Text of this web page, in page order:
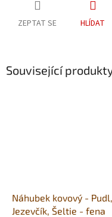
ZEPTAT SE HLÍDAT
Související
Náhubek kovový - Pudl,
Jezevčík, Šeltie - fena